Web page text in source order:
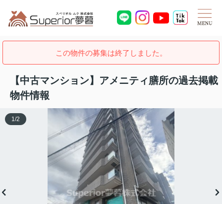
この物件の募集は終了しました。
【中古マンション】アメニティ膳所の過去掲載
物件情報
1 /2